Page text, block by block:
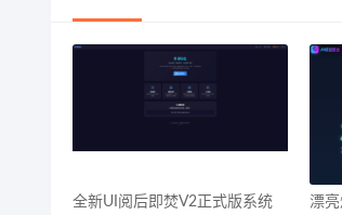
全新UI阅后即焚V2正式版系统
漂